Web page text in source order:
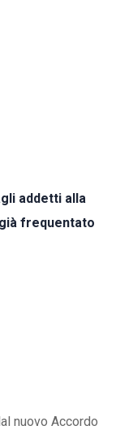
addetti alla
frequentato
nuovo Accordo